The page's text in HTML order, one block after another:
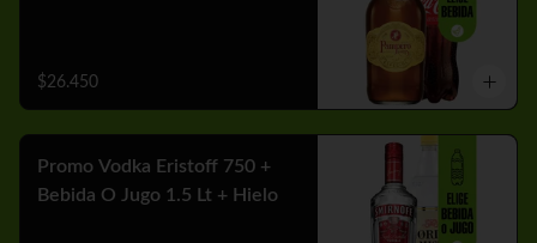
$26.450
Promo Vodka Eristoff 750 +
Bebida O Jugo 1.5 Lt + Hielo